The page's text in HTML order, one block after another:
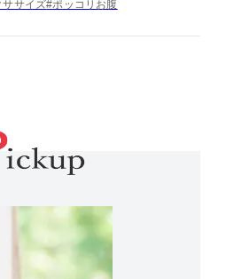
ササイズ#ポッコリお腹